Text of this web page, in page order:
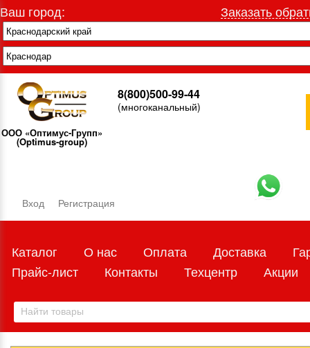
Ваш город: Заказать
ООО «Оптимус-Групп»
(Optimus-group)
8(800)500-99-44
(многоканальный)
Вход Регистрация
Каталог О нас Оплата Доставка
Прайс-лист
Контакты Техцентр Акции